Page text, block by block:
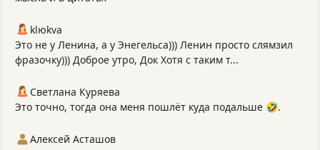
klюkva
Это не у Ленина, а у Энегельса))) Ленин просто слямзил
фразочку))) Доброе утро, Док Хотя с таким т...
Светлана Куряева
Это точно, тогда она меня пошлёт куда подальше 🤣.
Алексей Асташов